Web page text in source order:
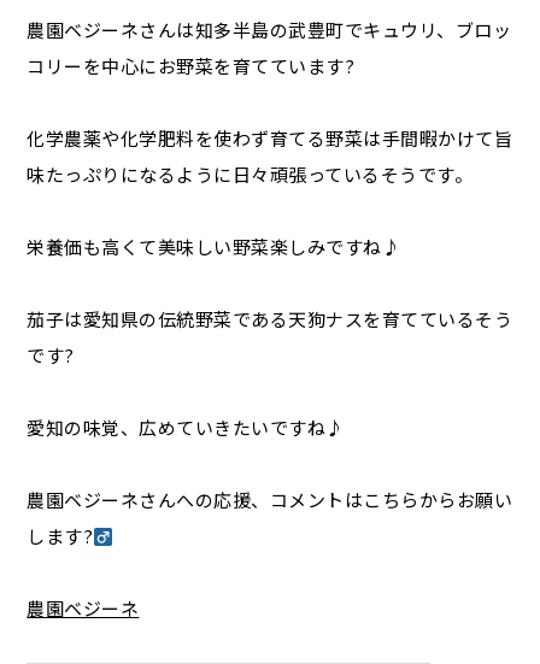
農園ベジーネさんは知多半島の武豊町でキュウリ、ブロッ
コリーを中心にお野菜を育てています?
化学農薬や化学肥料を使わず育てる野菜は手間暇かけて旨
味たっぷりになるように日々頑張っているそうです。
栄養価も高くて美味しい野菜楽しみですね♪
茄子は愛知県の伝統野菜である天狗ナスを育てているそう
です?
愛知の味覚、広めていきたいですね♪
農園ベジーネさんへの応援、コメントはこちらからお願い
します?‍
農園ベジーネ